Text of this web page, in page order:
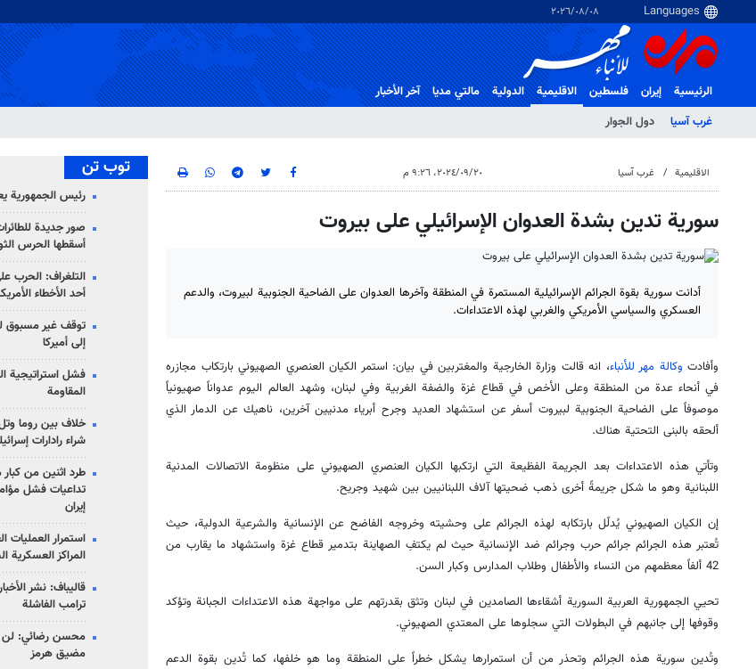
٠٨‏/٠٨‏/٢٠٢٦
الرئيسية إيران فلسطین
الاقلیمیة
غرب آسیا
دول الجوار
الدولية مالتي مدیا آخر الأخبار
الاقلیمیة غرب آسیا ٢٠‏/٠٩‏/٢٠٢٤، ٩:٢٦ م
سورية تدين بشدة العدوان الإسرائيلي على بيروت
أدانت سورية بقوة الجرائم الإسرائيلية المستمرة في المنطقة وآخرها العدوان على الضاحية الجنوبية لبيروت، والدعم
العسكري والسياسي الأمريكي والغربي لهذه الاعتداءات.
وأفادت وكالة مهر للأنباء، انه قالت وزارة الخارجية والمغتربين في بيان: استمر الكيان العنصري الصهيوني بارتكاب مجازره
في أنحاء عدة من المنطقة وعلى الأخص في قطاع غزة والضفة الغربية وفي لبنان، وشهد العالم اليوم عدواناً صهيونياً
موصوفاً على الضاحية الجنوبية لبيروت أسفر عن استشهاد العديد وجرح أبرياء مدنيين آخرين، ناهيك عن الدمار الذي
ألحقه بالبنى التحتية هناك.
وتأتي هذه الاعتداءات بعد الجريمة الفظيعة التي ارتكبها الكيان العنصري الصهيوني على منظومة الاتصالات المدنية
اللبنانية وهو ما شكل جريمةً أخرى ذهب ضحيتها آلاف اللبنانيين بين شهيد وجريح.
إن الكيان الصهيوني يُدلّل بارتكابه لهذه الجرائم على وحشيته وخروجه الفاضح عن الإنسانية والشرعية الدولية، حيث
تُعتبر هذه الجرائم جرائم حرب وجرائم ضد الإنسانية حيث لم يكتفِ الصهاينة بتدمير قطاع غزة واستشهاد ما يقارب من
42 ألفاً معظمهم من النساء والأطفال وطلاب المدارس وكبار السن.
تحيي الجمهورية العربية السورية أشقاءها الصامدين في لبنان وتثق بقدرتهم على مواجهة هذه الاعتداءات الجبانة وتؤكد
وقوفها إلى جانبهم في البطولات التي سجلوها على المعتدي الصهيوني.
وتُدين سورية هذه الجرائم وتحذر من أن استمرارها يشكل خطراً على المنطقة وما هو خلفها، كما تُدين بقوة الدعم
توب تن
رئيس الجمهورية
صور جديدة
أسقطها الحرس
التلغراف: الحرب
أحد الأخطاء
توقف غير مسبوق
إلى أميركا
فشل
المقاومة
خلاف بين روما
شراء رادارات
طرد اثنين من
تداعيات فشل
إيران
استمرار العمليات
المراكز العسكرية
قاليباف: نشر
ترامب الفاشلة
محسن رضائي: لن
مضيق هرمز